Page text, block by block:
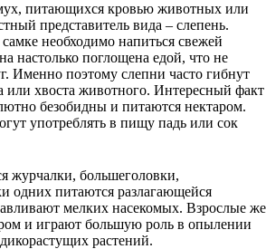
питающихся кровью животных или
представитель вида – слепень.
необходимо напиться свежей
настолько поглощена едой, что не
Именно поэтому слепни часто гибнут
или хвоста животного. Интересный факт
безобидны и питаются нектаром.
употреблять в пищу падь или сок
журчалки, большеголовки,
одних питаются разлагающейся
мелких насекомых. Взрослые же
и играют большую роль в опылении
растений.